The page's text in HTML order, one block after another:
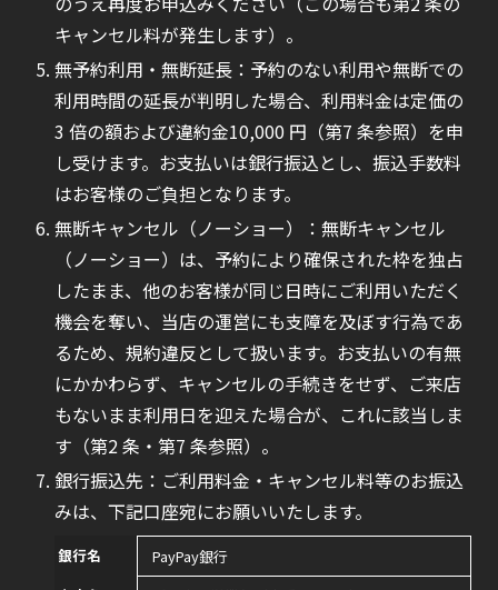
キャンセル料が発生します）。
無予約利用・無断延長：予約のない利用や無断での
利用時間の延長が判明した場合、利用料金は定価の
3 倍の額および違約金10,000 円（第7 条参照）を申
し受けます。お支払いは銀行振込とし、振込手数料
はお客様のご負担となります。
無断キャンセル（ノーショー）：無断キャンセル
（ノーショー）は、予約により確保された枠を独占
したまま、他のお客様が同じ日時にご利用いただく
機会を奪い、当店の運営にも支障を及ぼす行為であ
るため、規約違反として扱います。お支払いの有無
にかかわらず、キャンセルの手続きをせず、ご来店
もないまま利用日を迎えた場合が、これに該当しま
す（第2 条・第7 条参照）。
銀行振込先：ご利用料金・キャンセル料等のお振込
みは、下記口座宛にお願いいたします。
銀行名
PayPay銀行